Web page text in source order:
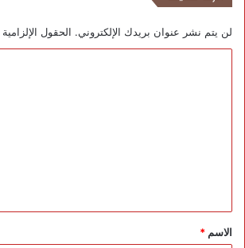
الن يتم نشر عنوان بريدك الإلكتروني. الحقول
*
الاسم *